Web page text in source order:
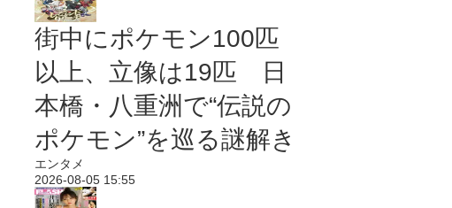
街中にポケモン100匹
以上、立像は19匹 日
本橋・八重洲で“伝説の
ポケモン”を巡る謎解き
エンタメ
2026-08-05 15:55